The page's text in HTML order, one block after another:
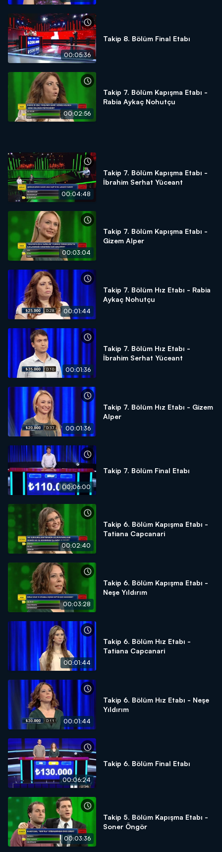
00:05:36
Takip 8. Bölüm Final Etabı
00:02:56
Takip 7. Bölüm Kapışma Etabı -
Rabia Aykaç Nohutçu
00:04:48
Takip 7. Bölüm Kapışma Etabı -
İbrahim Serhat Yüceant
00:03:04
Takip 7. Bölüm Kapışma Etabı -
Gizem Alper
00:01:44
Takip 7. Bölüm Hız Etabı - Rabia
Aykaç Nohutçu
00:01:36
Takip 7. Bölüm Hız Etabı -
İbrahim Serhat Yüceant
00:01:36
Takip 7. Bölüm Hız Etabı - Gizem
Alper
00:06:00
Takip 7. Bölüm Final Etabı
00:02:40
Takip 6. Bölüm Kapışma Etabı -
Tatiana Capcanari
00:03:28
Takip 6. Bölüm Kapışma Etabı -
Neşe Yıldırım
00:01:44
Takip 6. Bölüm Hız Etabı -
Tatiana Capcanari
00:01:44
Takip 6. Bölüm Hız Etabı - Neşe
Yıldırım
00:06:24
Takip 6. Bölüm Final Etabı
00:03:36
Takip 5. Bölüm Kapışma Etabı -
Soner Öngör